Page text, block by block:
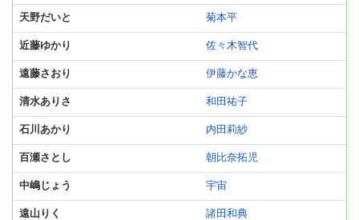
天野だいと 菊本平
近藤ゆかり 佐々木智代
遠藤さおり 伊藤かな恵
清水ありさ 和田祐子
石川あかり 内田莉紗
百瀬さとし 朝比奈拓児
中嶋じょう 宇宙
遠山りく 諸田和典